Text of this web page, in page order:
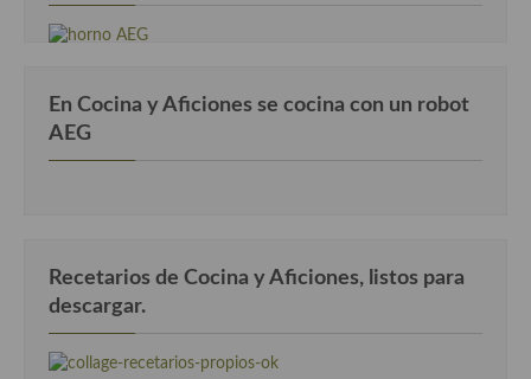
En Cocina y Aficiones se cocina con un robot
AEG
Recetarios de Cocina y Aficiones, listos para
descargar.